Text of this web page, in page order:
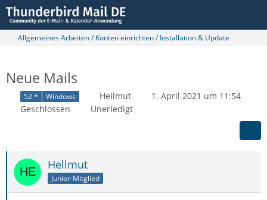
Allgemeines Arbeiten / Konten einrichten / Installation & Update
Neue Mails
52.* Windows Hellmut
1. April 2021 um 11:54
Geschlossen
Unerledigt
Hellmut
Junior-Mitglied